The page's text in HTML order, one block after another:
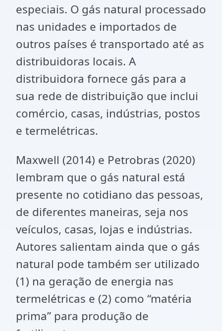
especiais. O gás natural processado
nas unidades e importados de
outros países é transportado até as
distribuidoras locais. A
distribuidora fornece gás para a
sua rede de distribuição que inclui
comércio, casas, indústrias, postos
e termelétricas.
Maxwell (2014) e Petrobras (2020)
lembram que o gás natural está
presente no cotidiano das pessoas,
de diferentes maneiras, seja nos
veículos, casas, lojas e indústrias.
Autores salientam ainda que o gás
natural pode também ser utilizado
(1) na geração de energia nas
termelétricas e (2) como “matéria
prima” para produção de